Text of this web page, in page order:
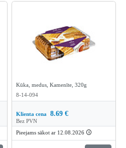
Kūka, medus, Kamenīte, 320g
8-14-094
Klienta cena 8.69 €
Bez PVN
Pieejams sākot ar 12.08.2026 🛈